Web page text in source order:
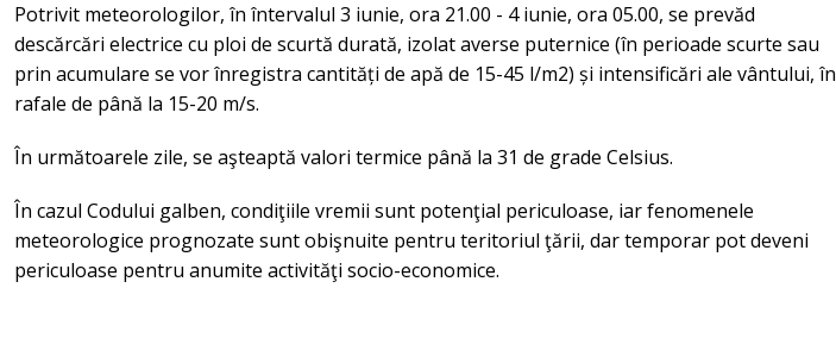
Potrivit meteorologilor, în întervalul 3 iunie, ora 21.00 - 4 iunie, ora 05.00, se prevăd
descărcări electrice cu ploi de scurtă durată, izolat averse puternice (în perioade scurte sau
prin acumulare se vor înregistra cantități de apă de 15-45 l/m2) și intensificări ale vântului, în
rafale de până la 15-20 m/s.
În următoarele zile, se aşteaptă valori termice până la 31 de grade Celsius.
În cazul Codului galben, condiţiile vremii sunt potenţial periculoase, iar fenomenele
meteorologice prognozate sunt obişnuite pentru teritoriul ţării, dar temporar pot deveni
periculoase pentru anumite activităţi socio-economice.